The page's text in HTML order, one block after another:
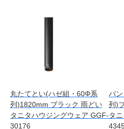
丸たてとい(ハゼ組・60Φ系
列)1820mm ブラック 雨どい
タニタハウジングウェア GGF-
30176
バ
列)
タ